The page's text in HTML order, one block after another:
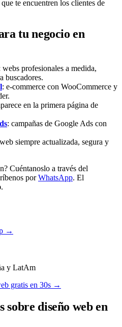
te encuentren los clientes de
tu negocio en
webs profesionales a medida,
buscadores.
: e-commerce con WooCommerce y
en la primera página de
: campañas de Google Ads con
siempre actualizada, segura y
Cuéntanoslo a través del
porWhatsApp. El
.
→
y LatAm
gratis en 30s →
sobre diseño web en